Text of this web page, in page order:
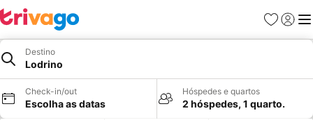
Favoritos
Iniciar
Destino
Lodrino
Check-in/out
Escolha as datas
Hóspedes e quartos
2 hóspedes, 1 quarto.